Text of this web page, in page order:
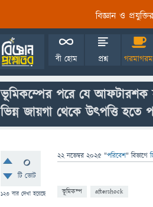
বিজ্ঞান ও
বী হোম প্রশ্ন
ভূমিকম্পের পরে যে আফটারশক
ভিন্ন জায়গা থেকে উৎপত্তি হতে
0
টি ভোট
123 বার দেখা হয়েছে
22 নভেম্বর 2025 "পরিবেশ" বিভাগে
ভূমিকম্প aftershock